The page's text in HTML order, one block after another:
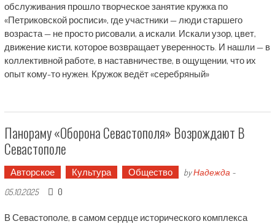
обслуживания прошло творческое занятие кружка по
«Петриковской росписи», где участники — люди старшего
возраста — не просто рисовали, а искали. Искали узор, цвет,
движение кисти, которое возвращает уверенность. И нашли — в
коллективной работе, в наставничестве, в ощущении, что их
опыт кому-то нужен. Кружок ведёт «серебряный»
Панораму «Оборона Севастополя» Возрождают В
Севастополе
Авторское Культура Общество byНадежда -
05.10.2025
0
В Севастополе, в самом сердце исторического комплекса